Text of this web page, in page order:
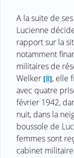
A la suite de
Lucienne
rapport sur la
notamment
militaires de
Welker [8], elle
avec quatre
février 1942,
nuit, dans la
boussole de
femmes sont
cabinet